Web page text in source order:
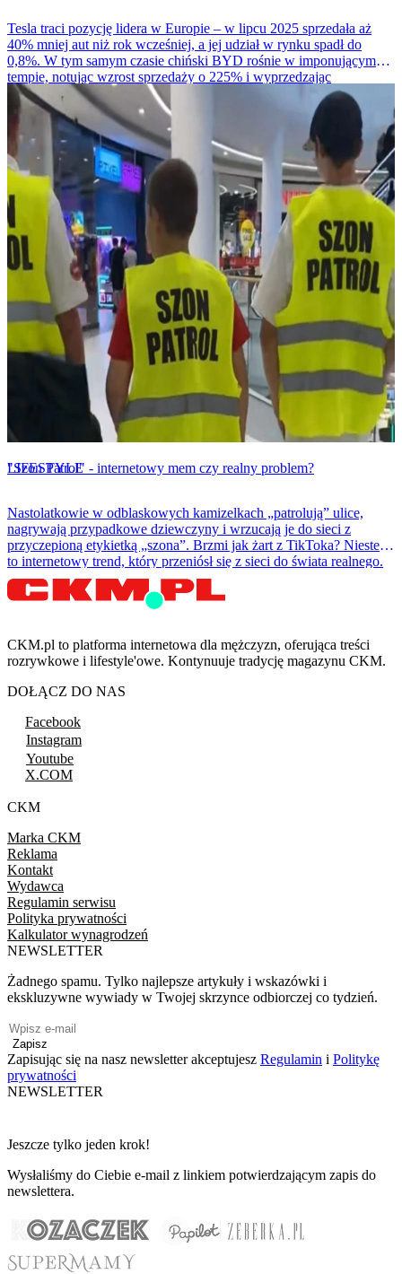
Tesla traci pozycję lidera w Europie – w lipcu 2025 sprzedała aż
40% mniej aut niż rok wcześniej, a jej udział w rynku spadł do
0,8%. W tym samym czasie chiński BYD rośnie w imponującym
tempie, notując wzrost sprzedaży o 225% i wyprzedzając
amerykańskiego giganta.
LIFESTYLE
"Szon Patrol" - internetowy mem czy realny problem?
Nastolatkowie w odblaskowych kamizelkach „patrolują” ulice,
nagrywają przypadkowe dziewczyny i wrzucają je do sieci z
przyczepioną etykietką „szona”. Brzmi jak żart z TikToka? Niestety
to internetowy trend, który przeniósł się z sieci do świata realnego.
CKM.pl to platforma internetowa dla mężczyzn, oferująca treści
rozrywkowe i lifestyle'owe. Kontynuuje tradycję magazynu CKM.
DOŁĄCZ DO NAS
Facebook
Instagram
Youtube
X.COM
CKM
Marka CKM
Reklama
Kontakt
Wydawca
Regulamin serwisu
Polityka prywatności
Kalkulator wynagrodzeń
NEWSLETTER
Żadnego spamu. Tylko najlepsze artykuły i wskazówki i
ekskluzywne wywiady w Twojej skrzynce odbiorczej co tydzień.
Zapisz
Zapisując się na nasz newsletter akceptujesz Regulamin i Politykę
prywatności
NEWSLETTER
Jeszcze tylko jeden krok!
Wysłaliśmy do Ciebie e-mail z linkiem potwierdzającym zapis do
newslettera.